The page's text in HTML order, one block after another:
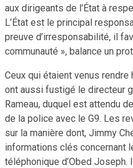
aux dirigeants de l’État à
L’État est le principal
preuve d’irresponsabilité, il
communauté », balance un
Ceux qui étaient venus rendre
ont aussi fustigé le directeur
Rameau, duquel est attendu
de la police avec le G9. Les
sur la manière dont, Jimmy
informations clés concernant
téléphonique d’Obed